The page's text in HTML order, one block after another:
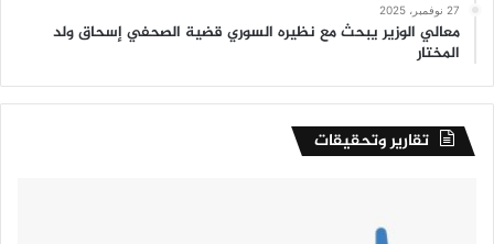
27 نوفمبر، 2025
معالي الوزير يبحث مع نظيره السوري قضية الصحفي إسحاق ولد
المختار
تقارير وتحقيقات